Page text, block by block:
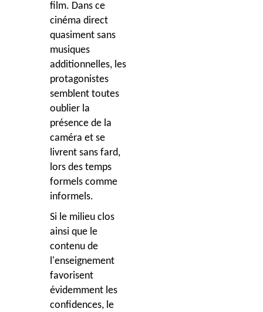
film. Dans ce
cinéma direct
quasiment sans
musiques
additionnelles, les
protagonistes
semblent toutes
oublier la
présence de la
caméra et se
livrent sans fard,
lors des temps
formels comme
informels.
Si le milieu clos
ainsi que le
contenu de
l'enseignement
favorisent
évidemment les
confidences, le